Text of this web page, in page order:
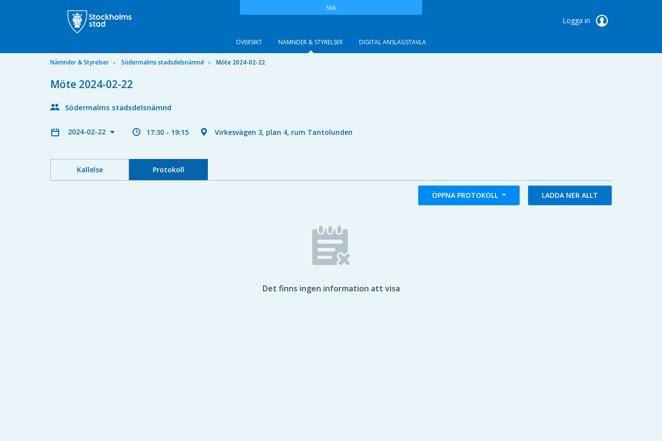
Sök
Logga in
ÖVERSIKT NÄMNDER & STYRELSER DIGITAL ANSLAGSTAVLA
Nämnder & Styrelser Södermalms stadsdelsnämnd Möte 2024-02-22
Möte 2024-02-22
Södermalms stadsdelsnämnd
2024-02-22 17:30 - 19:15 Virkesvägen 3, plan 4, rum Tantolunden
Kallelse Protokoll
ÖPPNA PROTOKOLL LADDA NER ALLT
Det finns ingen information att visa